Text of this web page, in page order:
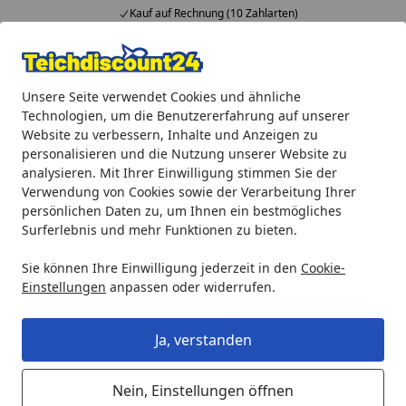
Unsere Seite verwendet Cookies und ähnliche
Technologien, um die Benutzererfahrung auf unserer
Website zu verbessern, Inhalte und Anzeigen zu
personalisieren und die Nutzung unserer Website zu
analysieren. Mit Ihrer Einwilligung stimmen Sie der
Verwendung von Cookies sowie der Verarbeitung Ihrer
persönlichen Daten zu, um Ihnen ein bestmögliches
Surferlebnis und mehr Funktionen zu bieten.
Sie können Ihre Einwilligung jederzeit in den Cookie-
Einstellungen anpassen oder widerrufen.
Ja, verstanden
Nein, Einstellungen öffnen
Kauf auf Rechnung (10 Zahlarten)
Alle Produkte
Mein Konto
Suchen
Startseite
Teichprodukte Teichfilter & Teichbelüfter Zubehör für
Oase Ersatzschwamm rot für
Proficlear (27295)